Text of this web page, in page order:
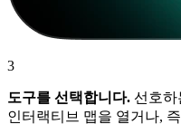
3
도구를 선택합니다. 선호하
인터랙티브 맵을 열거나,